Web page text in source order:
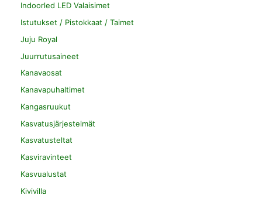
Indoorled LED Valaisimet
Istutukset / Pistokkaat / Taimet
Juju Royal
Juurrutusaineet
Kanavaosat
Kanavapuhaltimet
Kangasruukut
Kasvatusjärjestelmät
Kasvatusteltat
Kasviravinteet
Kasvualustat
Kivivilla